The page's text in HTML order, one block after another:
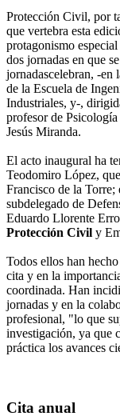
Protección Civil, por
que vertebra esta
protagonismo
dos jornadas en que
jornadascelebran, -en
de la Escuela de
Industriales, y-,
profesor de
Jesús Miranda.
El acto inaugural ha
Teodomiro López,
Francisco de la
subdelegado de
Eduardo Llorente
Protección Civil y
Todos ellos han
cita y en la
coordinada. Han
jornadas y en la
profesional, "lo que
investigación, ya que
práctica los avances
Cita anual